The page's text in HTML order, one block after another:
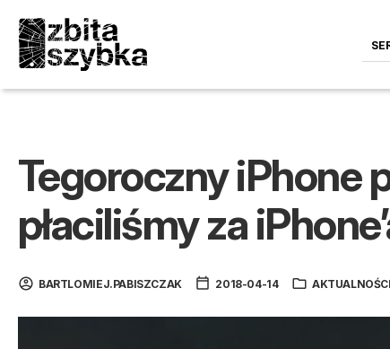
Tegoroczny iPhone
płaciliśmy za
BARTLOMIEJ.PABISZCZAK 2018-04-14 AKTUALNOŚCI